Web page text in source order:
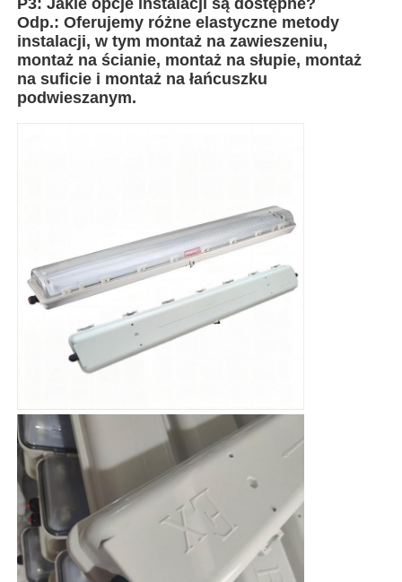
Explosion Proof Box
wyłącznik przeciwwybuchowy
Glandy kablowe zabezpieczone przed wybuchem
P3: Jakie opcje instalacji są dostępne?
Odp.: Oferujemy różne elastyczne metody
instalacji, w tym montaż na zawieszeniu,
montaż na ścianie, montaż na słupie, montaż
na suficie i montaż na łańcuszku
podwieszanym.